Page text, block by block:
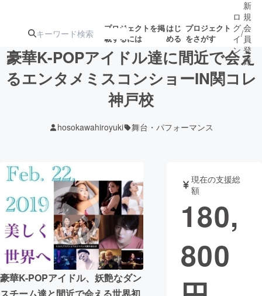
プロジェクトを掲
載するには
はじ
める
プロジェクト
をさがす
注目の新着プロ募集終了が近いプ
テクノロジー・ガジェット
映像・映画 書籍・雑誌
ビジネス・起業 チャレンジ
まちづくり・地域活性化
ロ
グ
イ
ン
/
新
規
会
員
登
録
豪華K-POPアイドル達に間近で会え
るエンタメミスコンショーIN関コレ
神戸校
hosokawahiroyuki 舞台・パフォーマンス
豪華K-POPアイドル、妖艶なダン
スチーム達と間近で会える世界初
現在の支援総
額
180,
800